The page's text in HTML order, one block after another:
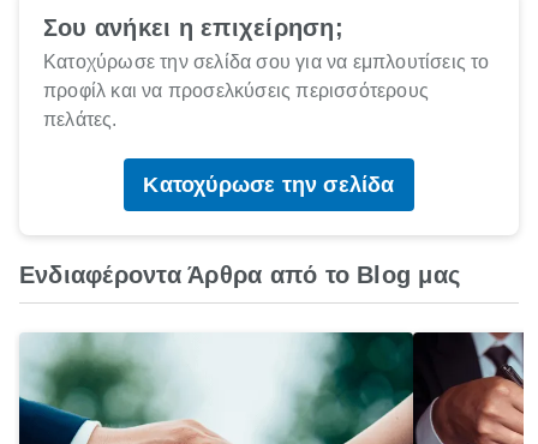
Σου ανήκει η επιχείρηση;
Κατοχύρωσε την σελίδα σου για να εμπλουτίσεις το
προφίλ και να προσελκύσεις περισσότερους
πελάτες.
Κατοχύρωσε την σελίδα
Ενδιαφέροντα Άρθρα από το Blog μας